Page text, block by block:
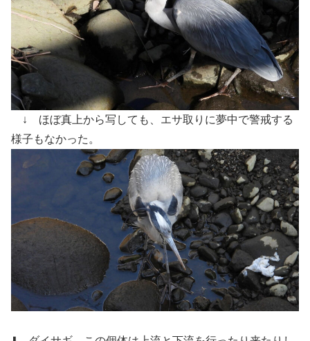
↓ ほぼ真上から写しても、エサ取りに夢中で警戒する
様子もなかった。